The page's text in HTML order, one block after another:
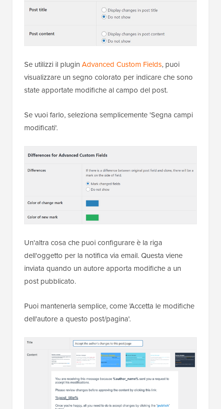
Se utilizzi il plugin Advanced Custom Fields, puoi
visualizzare un segno colorato per indicare che sono
state apportate modifiche al campo del post.
Se vuoi farlo, seleziona semplicemente 'Segna campi
modificati'.
Un'altra cosa che puoi configurare è la riga
dell'oggetto per la notifica via email. Questa viene
inviata quando un autore apporta modifiche a un
post pubblicato.
Puoi mantenerla semplice, come 'Accetta le modifiche
dell'autore a questo post/pagina'.